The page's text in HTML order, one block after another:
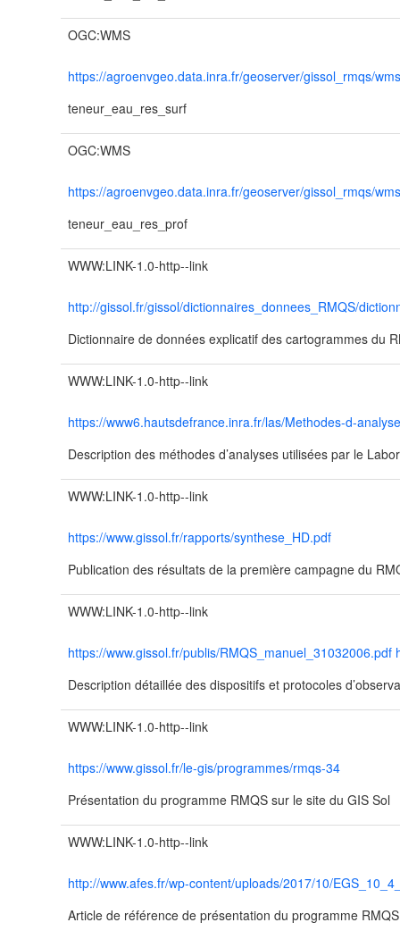
OGC:WMS
https://agroenvgeo.data.inra.fr/geoserver/gissol_rmqs/wms
teneur_eau_res_surf
OGC:WMS
https://agroenvgeo.data.inra.fr/geoserver/gissol_rmqs/wms
teneur_eau_res_prof
WWW:LINK-1.0-http--link
http://gissol.fr/gissol/dictionnaires_donnees_RMQS/
Dictionnaire de données explicatif des cartogrammes du
WWW:LINK-1.0-http--link
https://www6.hautsdefrance.inra.fr/las/Methodes-d-
Description des méthodes d’analyses utilisées par le
WWW:LINK-1.0-http--link
https://www.gissol.fr/rapports/synthese_HD.pdf
Publication des résultats de la première campagne du
WWW:LINK-1.0-http--link
https://www.gissol.fr/publis/
Description détaillée des dispositifs et protocoles
WWW:LINK-1.0-http--link
https://www.gissol.fr/le-gis/programmes/rmqs-34
Présentation du programme RMQS sur le site du GIS Sol
WWW:LINK-1.0-http--link
http://www.afes.fr/wp-content/uploads/2017/10/
Article de référence de présentation du programme